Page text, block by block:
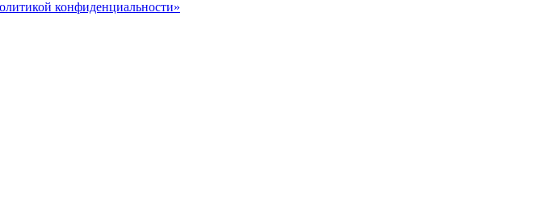
конфиденциальности»